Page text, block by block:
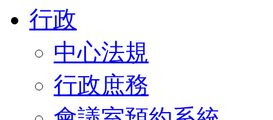
行政
中心法規
行政庶務